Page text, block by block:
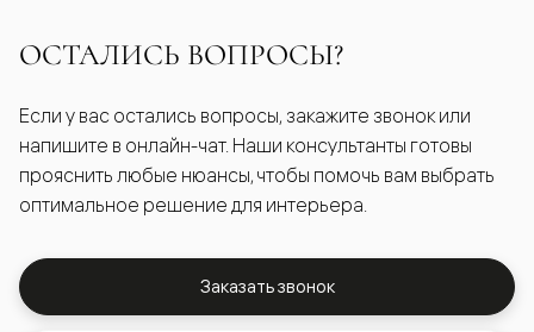
ОСТАЛИСЬ ВОПРОСЫ?
Если у вас остались вопросы, закажите звонок или
напишите в онлайн-чат. Наши консультанты готовы
прояснить любые нюансы, чтобы помочь вам выбрать
оптимальное решение для интерьера.
Заказать звонок